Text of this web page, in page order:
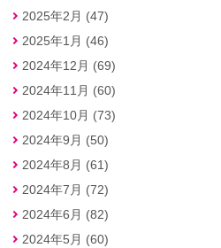
2025年2月 (47)
2025年1月 (46)
2024年12月 (69)
2024年11月 (60)
2024年10月 (73)
2024年9月 (50)
2024年8月 (61)
2024年7月 (72)
2024年6月 (82)
2024年5月 (60)